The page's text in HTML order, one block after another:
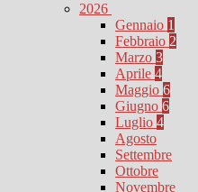
2026
Gennaio 1
Febbraio 2
Marzo 3
Aprile 4
Maggio 6
Giugno 6
Luglio 4
Agosto
Settembre
Ottobre
Novembre